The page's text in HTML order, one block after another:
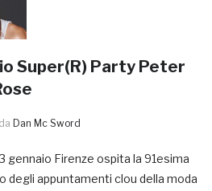
Super(R) Party Peter
da Dan Mc Sword
gennaio Firenze ospita la 91esima
degli appuntamenti clou della moda